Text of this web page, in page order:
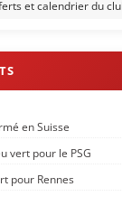
et calendrier du
en Suisse
vert pour le PSG
pour Rennes